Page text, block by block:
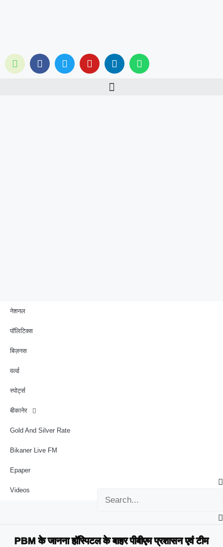
नेशनल
पॉलिटिक्स
बिज़नस
वर्ल्ड
स्पोर्ट्स
बीकानेर
Gold And Silver Rate
Bikaner Live FM
Epaper
Videos
PBM के जानना हॉस्पिटल के बाहर पीबीएम प्रशासन एवं टीम